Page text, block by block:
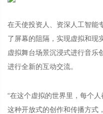
在天使投资人、资深人工智能
了屏幕的阻隔，实现虚拟和现
虚拟舞台场景沉浸式进行音乐
进行全新的互动交流。
“在这个虚拟的世界里，每个
这种开放式的创作和传播方式